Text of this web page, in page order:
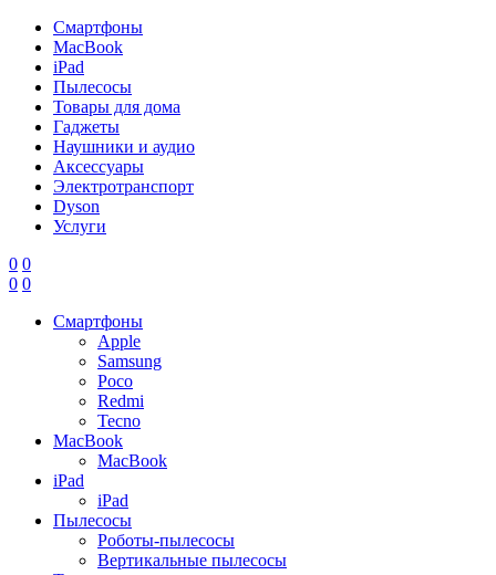
Смартфоны
MacBook
iPad
Пылесосы
Товары для дома
Гаджеты
Наушники и аудио
Аксессуары
Электротранспорт
Dyson
Услуги
0 0
0 0
Смартфоны
Apple
Samsung
Poco
Redmi
Tecno
MacBook
MacBook
iPad
iPad
Пылесосы
Роботы-пылесосы
Вертикальные пылесосы